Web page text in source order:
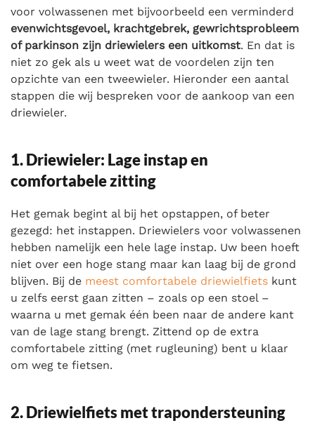
voor volwassenen met bijvoorbeeld een verminderd
evenwichtsgevoel, krachtgebrek, gewrichtsprobleem
of parkinson zijn driewielers een uitkomst. En dat is
niet zo gek als u weet wat de voordelen zijn ten
opzichte van een tweewieler. Hieronder een aantal
stappen die wij bespreken voor de aankoop van een
driewieler.
1. Driewieler: Lage instap en
comfortabele zitting
Het gemak begint al bij het opstappen, of beter
gezegd: het instappen. Driewielers voor volwassenen
hebben namelijk een hele lage instap. Uw been hoeft
niet over een hoge stang maar kan laag bij de grond
blijven. Bij de meest comfortabele driewielfiets kunt
u zelfs eerst gaan zitten – zoals op een stoel –
waarna u met gemak één been naar de andere kant
van de lage stang brengt. Zittend op de extra
comfortabele zitting (met rugleuning) bent u klaar
om weg te fietsen.
2. Driewielfiets met trapondersteuning